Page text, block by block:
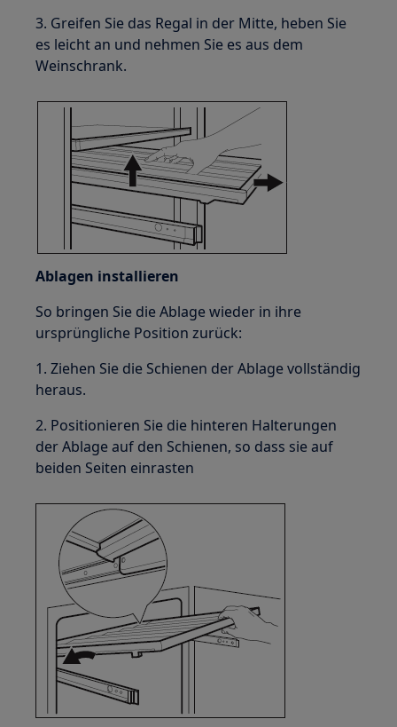
3. Greifen Sie das Regal in der Mitte, heben Sie
es leicht an und nehmen Sie es aus dem
Weinschrank.
Ablagen installieren
So bringen Sie die Ablage wieder in ihre
ursprüngliche Position zurück:
1. Ziehen Sie die Schienen der Ablage vollständig
heraus.
2. Positionieren Sie die hinteren Halterungen
der Ablage auf den Schienen, so dass sie auf
beiden Seiten einrasten